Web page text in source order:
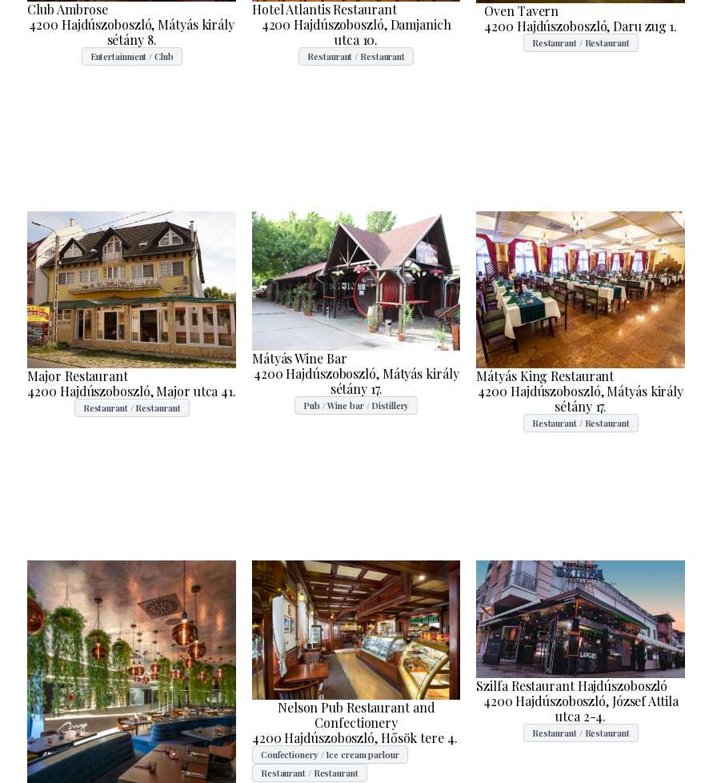
Club Ambrose
4200 Hajdúszoboszló, Mátyás király
sétány 8.
Entertainment / Club
Hotel Atlantis Restaurant
4200 Hajdúszoboszló, Damjanich
utca 10.
Restaurant / Restaurant
Oven Tavern
4200 Hajdúszoboszló, Daru zug 1.
Restaurant / Restaurant
Major Restaurant
4200 Hajdúszoboszló, Major utca 41.
Restaurant / Restaurant
Mátyás Wine Bar
4200 Hajdúszoboszló, Mátyás király
sétány 17.
Pub / Wine bar / Distillery
Mátyás King Restaurant
4200 Hajdúszoboszló, Mátyás király
sétány 17.
Restaurant / Restaurant
Nelson Pub Restaurant and
Confectionery
4200 Hajdúszoboszló, Hősök tere 4.
Confectionery / Ice cream parlour
Restaurant / Restaurant
Szilfa Restaurant Hajdúszoboszló
4200 Hajdúszoboszló, József Attila
utca 2-4.
Restaurant / Restaurant